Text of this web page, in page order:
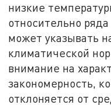
низкие
относительно
может указывать
климатической
внимание на
закономерность,
отклоняется от